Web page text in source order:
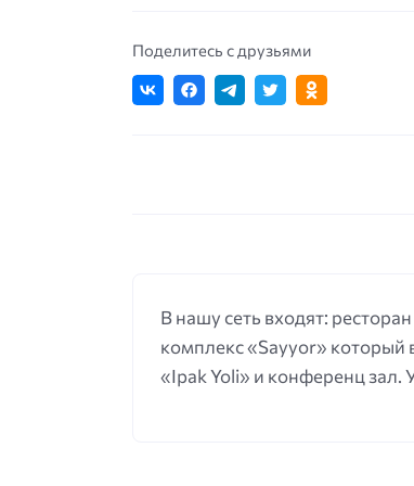
Поделитесь с друзьями
В нашу сеть входят:
комплекс «Sayyor» который
«Ipak Yoli» и конференц зал.